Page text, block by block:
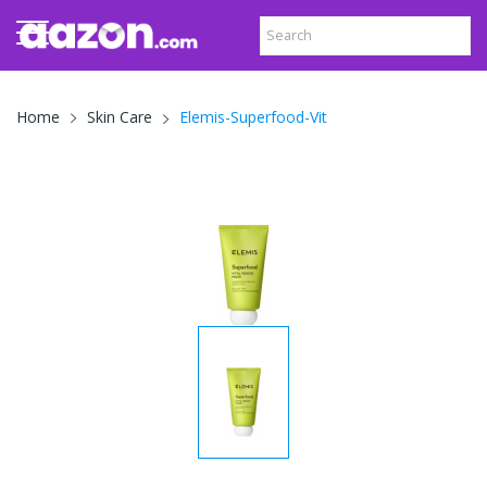
Home Skin Care Elemis-Superfood-Vit